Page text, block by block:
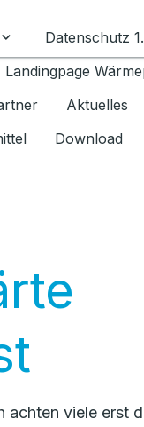
Untermenü für
Datenschutz
Landingpage
Aktuelles
Download
achten viele erst